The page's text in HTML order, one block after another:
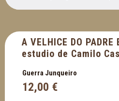
A VELHICE DO PADRE
estudio de Camilo
Guerra Junqueiro
12,00 €